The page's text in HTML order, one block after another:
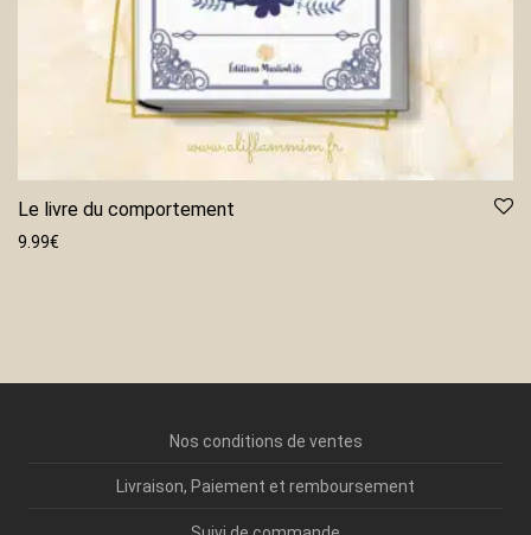
Le livre du comportement
9.99€
Nos conditions de ventes
Livraison, Paiement et remboursement